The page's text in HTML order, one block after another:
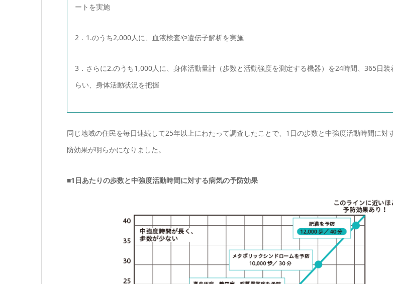
ートを実施
2．1.のうち2,000人に、血液検査や遺伝子解析を実施
3．さらに2.のうち1,000人に、身体活動量計（歩数と活動強度を測定する機器）を24時間、365日装
らい、身体活動状況を把握
同じ地域の住民を毎日連続して25年以上にわたって調査したことで、1日の歩数と中強度活動時間に対
防効果が明らかになりました。
■1日あたりの歩数と中強度活動時間に対する病気の予防効果